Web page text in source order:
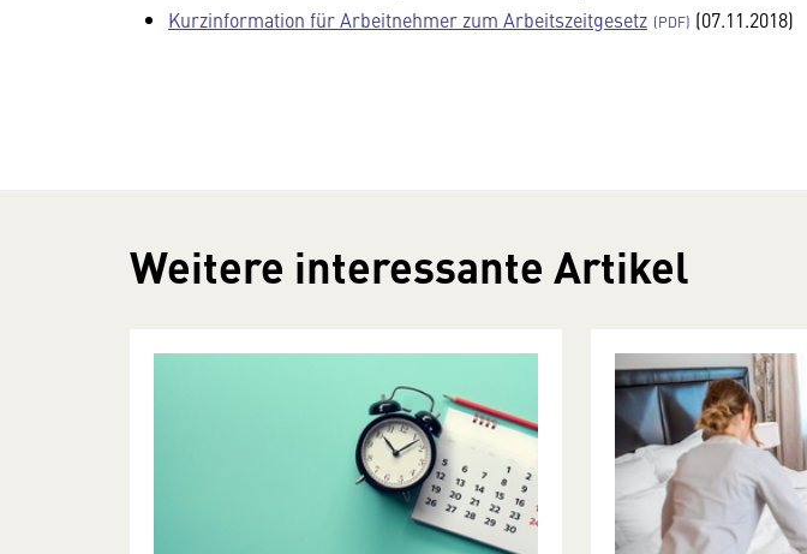
Kurzinformation für Arbeitnehmer zum Arbeitszeitgesetz
(07.11.2018)
Weitere interessante Artikel